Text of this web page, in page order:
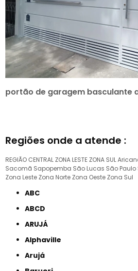
portão de garagem basculante
Regiões onde a atende :
REGIÃO CENTRAL ZONA LESTE ZONA SUL
Sacomã Sapopemba São Lucas São Paulo
Zona Leste Zona Norte Zona Oeste Zona Sul
ABC
ABCD
ARUJÁ
Alphaville
Arujá